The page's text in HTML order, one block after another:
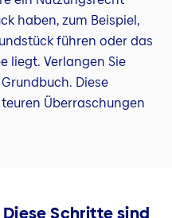
haben, zum Beispiel,
führen oder das
liegt. Verlangen Sie
Diese
Überraschungen